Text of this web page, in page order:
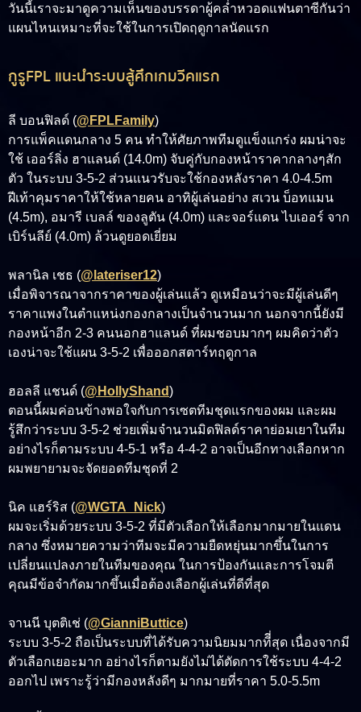
วันนี้เราจะมาดูความเห็นของบรรดาผู้คล่ำหวอดแฟนตาซีกันว่า
แผนไหนเหมาะที่จะใช้ในการเปิดฤดูกาลนัดแรก
กูรูFPL แนะนำระบบสู้ศึกเกมวีคแรก
ลี บอนฟิลด์ (@FPLFamily)
การแพ็คแดนกลาง 5 คน ทำให้ศัยภาพทีมดูแข็งแกร่ง ผมน่าจะ
ใช้ เออร์ลิ่ง ฮาแลนด์ (14.0m) จับคู่กับกองหน้าราคากลางๆสัก
ตัว ในระบบ 3-5-2 ส่วนแนวรับจะใช้กองหลังราคา 4.0-4.5m
ฝีเท้าคุมราคาให้ใช้หลายคน อาทิผู้เล่นอย่าง สเวน บ็อทแมน
(4.5m), อมารี เบลล์ ของลูตัน (4.0m) และจอร์แดน ไบเออร์ จาก
เบิร์นลีย์ (4.0m) ล้วนดูยอดเยี่ยม
พลานิล เชธ (@lateriser12)
เมื่อพิจารณาจากราคาของผู้เล่นแล้ว ดูเหมือนว่าจะมีผู้เล่นดีๆ
ราคาแพงในตำแหน่งกองกลางเป็นจำนวนมาก นอกจากนี้ยังมี
กองหน้าอีก 2-3 คนนอกฮาแลนด์ ที่ผมชอบมากๆ ผมคิดว่าตัว
เองน่าจะใช้แผน 3-5-2 เพื่อออกสตาร์ทฤดูกาล
ฮอลลี แชนด์ (@HollyShand)
ตอนนี้ผมค่อนข้างพอใจกับการเซตทีมชุดแรกของผม และผม
รู้สึกว่าระบบ 3-5-2 ช่วยเพิ่มจำนวนมิดฟิลด์ราคาย่อมเยาในทีม
อย่างไรก็ตามระบบ 4-5-1 หรือ 4-4-2 อาจเป็นอีกทางเลือกหาก
ผมพยายามจะจัดยอดทีมชุดที่ 2
นิค แฮร์ริส (@WGTA_Nick)
ผมจะเริ่มด้วยระบบ 3-5-2 ที่มีตัวเลือกให้เลือกมากมายในแดน
กลาง ซึ่งหมายความว่าทีมจะมีความยืดหยุ่นมากขึ้นในการ
เปลี่ยนแปลงภายในทีมของคุณ ในการป้องกันและการโจมตี
คุณมีข้อจำกัดมากขึ้นเมื่อต้องเลือกผู้เล่นที่ดีที่สุด
จานนี บุตติเช่ (@GianniButtice)
ระบบ 3-5-2 ถือเป็นระบบที่ได้รับความนิยมมากทีี่สุด เนื่องจากมี
ตัวเลือกเยอะมาก อย่างไรก็ตามยังไม่ได้ตัดการใช้ระบบ 4-4-2
ออกไป เพราะรู้ว่ามีกองหลังดีๆ มากมายที่ราคา 5.0-5.5m